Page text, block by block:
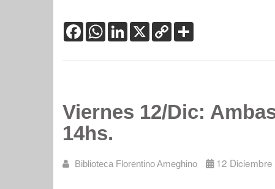
FacebookWhatsApp
LinkedIn
X Copy
Link
Viernes 12/Dic:
14hs.
Biblioteca Florentino Ameghino 12